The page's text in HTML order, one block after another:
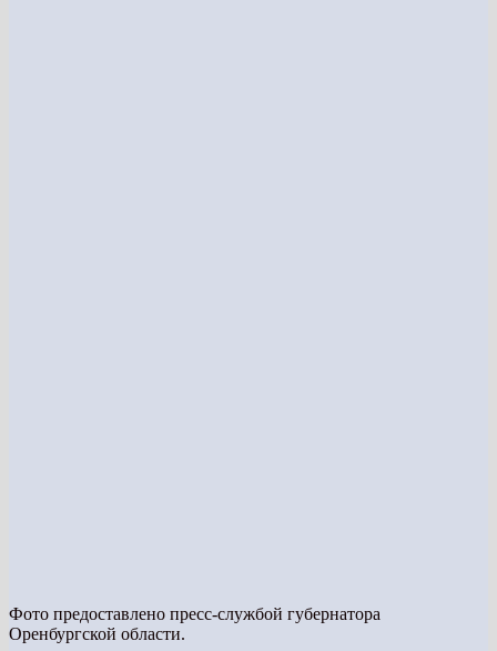
Фото предоставлено пресс-службой губернатора
Оренбургской области.